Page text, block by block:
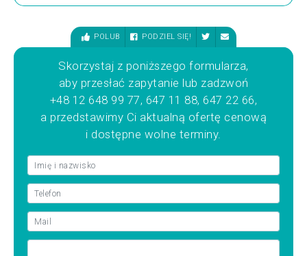
POLUB PODZIEL SIĘ!
Skorzystaj z poniższego formularza,
aby przesłać zapytanie lub zadzwoń
+48 12 648 99 77, 647 11 88, 647 22 66,
a przedstawimy Ci aktualną ofertę cenową
i dostępne wolne terminy.